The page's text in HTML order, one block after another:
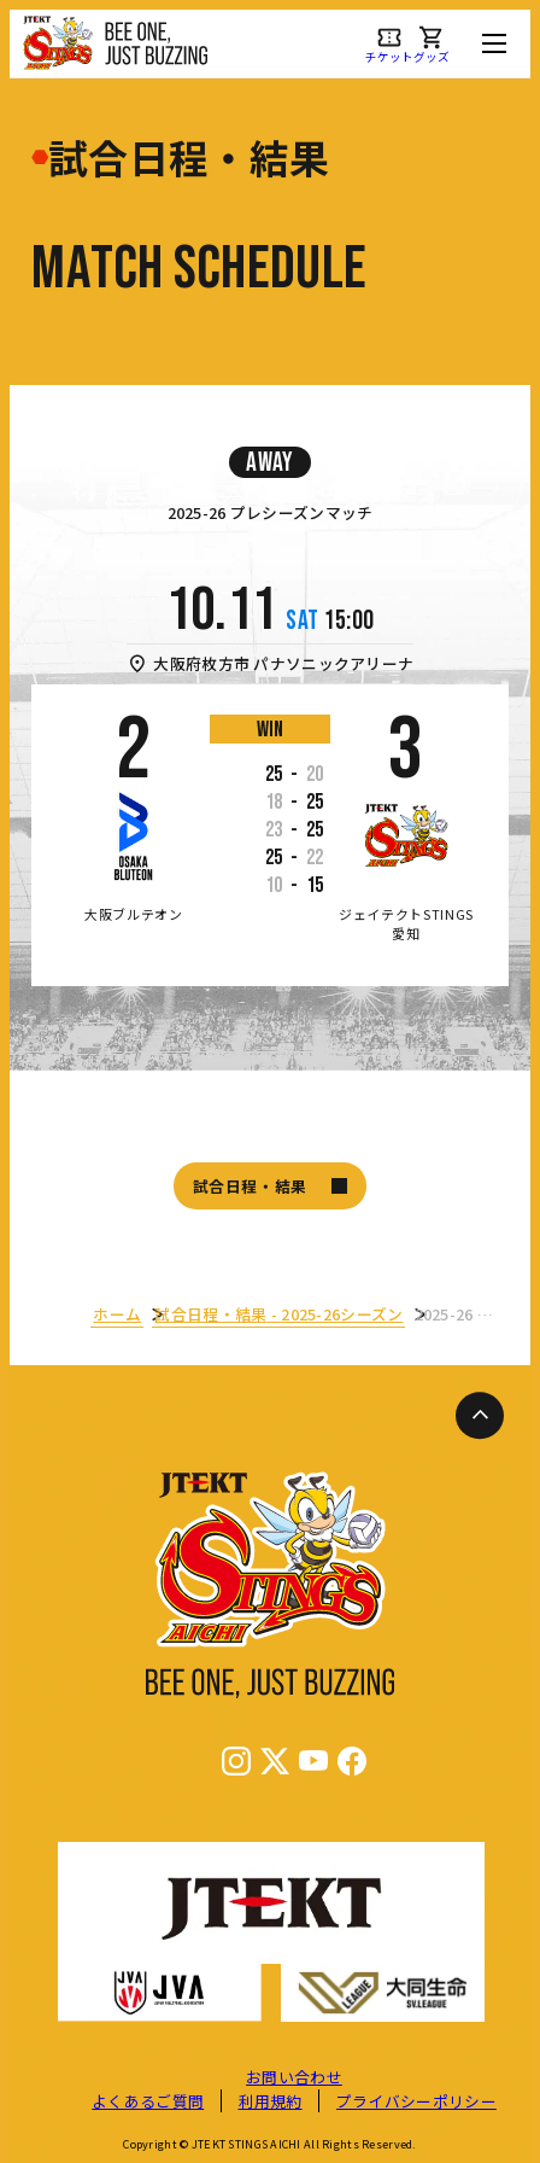
チケットグッズ
試合日程・結果
MATCHSCHEDULE
AWAY
2025-26 プレシーズンマッチ
10.11 SAT 15:00
大阪府枚方市パナソニックアリーナ
2
大阪ブルテオン
win
25 - 20
18 - 25
23 - 25
25 - 22
10 - 15
3
ジェイテクトSTINGS
愛知
試合日程・結果
ホーム 試合日程・結果 - 2025-26シーズン 2025-26 プレシーズンマッチ
お問い合わせ
よくあるご質問
利用規約 プライバシーポリシー
Copyright © JTEKT STINGS AICHI All Rights Reserved.